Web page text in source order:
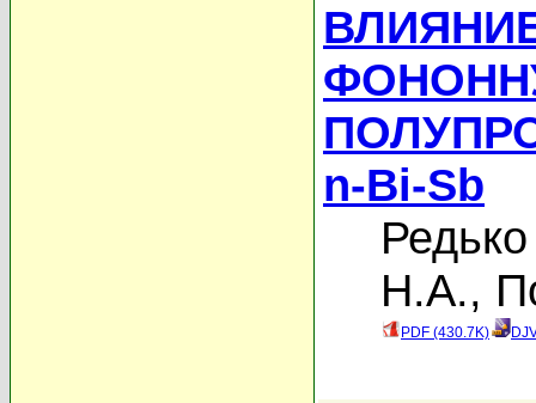
n-Bi-Sb
Н.А.,
PDF (430.7K)